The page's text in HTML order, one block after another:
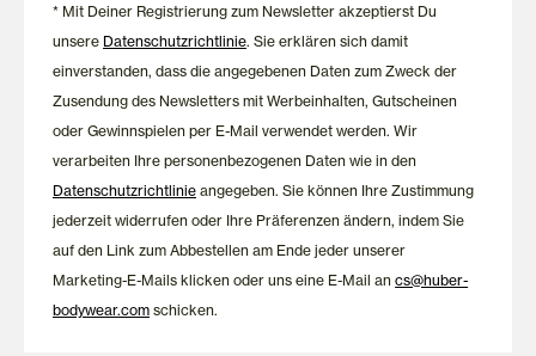
* Mit Deiner Registrierung zum Newsletter akzeptierst Du
unsere Datenschutzrichtlinie. Sie erklären sich damit
einverstanden, dass die angegebenen Daten zum Zweck der
Zusendung des Newsletters mit Werbeinhalten, Gutscheinen
oder Gewinnspielen per E-Mail verwendet werden. Wir
verarbeiten Ihre personenbezogenen Daten wie in den
Datenschutzrichtlinie angegeben. Sie können Ihre Zustimmung
jederzeit widerrufen oder Ihre Präferenzen ändern, indem Sie
auf den Link zum Abbestellen am Ende jeder unserer
Marketing-E-Mails klicken oder uns eine E-Mail ancs@huber-
bodywear.com schicken.